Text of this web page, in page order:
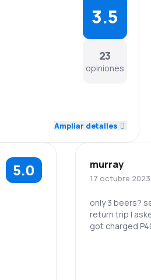
23
opiniones
3.5
3.7
3.6
3.1
Ampliar detalles
5.0 murray
17 octubre 2023
only 3 beers?
return trip I
got charged